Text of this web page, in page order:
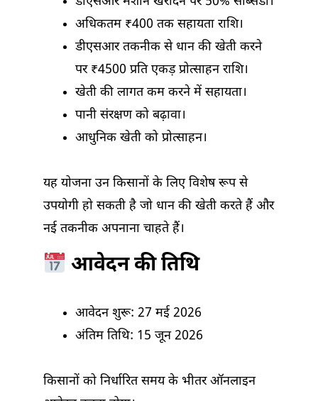
अधिकतम ₹400 तक सहायता राशि।
डीएसआर तकनीक से धान की खेती करने
पर ₹4500 प्रति एकड़ प्रोत्साहन राशि।
खेती की लागत कम करने में सहायता।
पानी संरक्षण को बढ़ावा।
आधुनिक खेती को प्रोत्साहन।
यह योजना उन किसानों के लिए विशेष रूप से
उपयोगी हो सकती है जो धान की खेती करते हैं और
नई तकनीक अपनाना चाहते हैं।
आवेदन की तिथि
आवेदन शुरू: 27 मई 2026
अंतिम तिथि: 15 जून 2026
किसानों को निर्धारित समय के भीतर ऑनलाइन